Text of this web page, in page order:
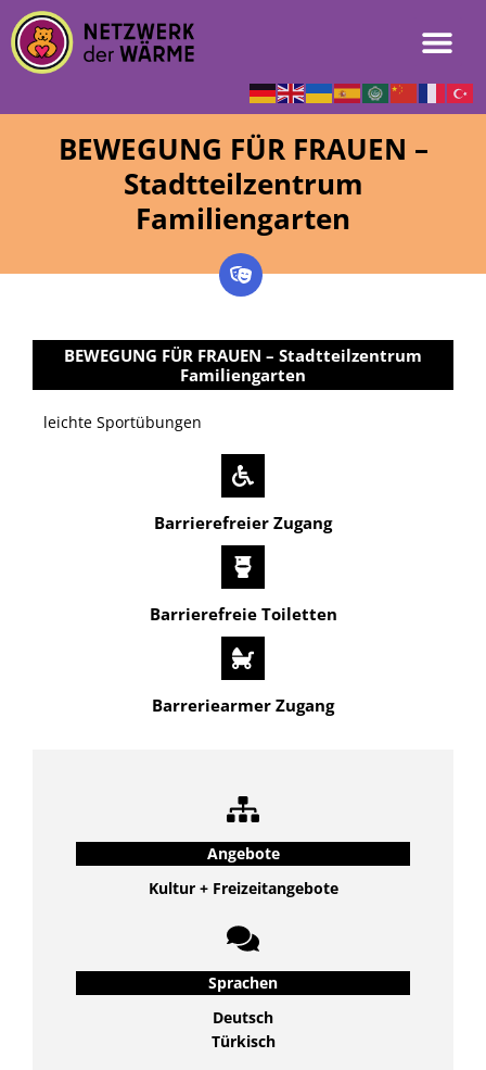
BEWEGUNG FÜR FRAUEN –
Stadtteilzentrum
Familiengarten
BEWEGUNG FÜR FRAUEN – Stadtteilzentrum
Familiengarten
leichte Sportübungen
Barrierefreier Zugang
Barrierefreie Toiletten
Barreriearmer Zugang
Angebote
Kultur + Freizeitangebote
Sprachen
Deutsch
Türkisch